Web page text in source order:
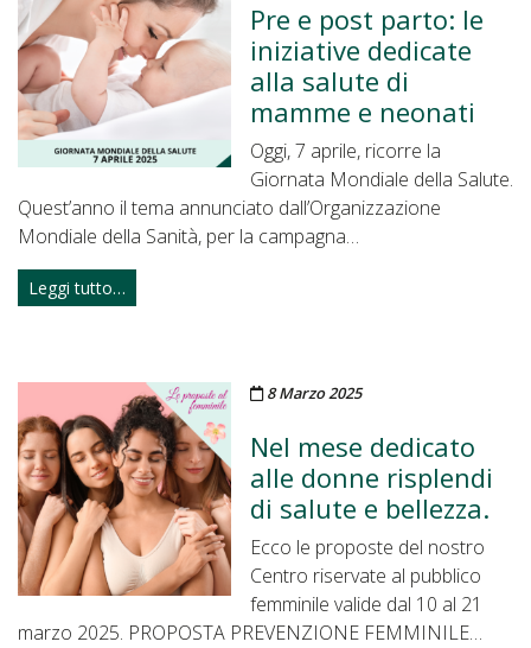
Pre e post parto: le
iniziative dedicate
alla salute di
mamme e neonati
Oggi, 7 aprile, ricorre la
Giornata Mondiale della Salute.
Quest’anno il tema annunciato dall’Organizzazione
Mondiale della Sanità, per la campagna…
Leggi tutto…
Pubblicato il
8 Marzo 2025
Nel mese dedicato
alle donne risplendi
di salute e bellezza.
Ecco le proposte del nostro
Centro riservate al pubblico
femminile valide dal 10 al 21
marzo 2025. PROPOSTA PREVENZIONE FEMMINILE…